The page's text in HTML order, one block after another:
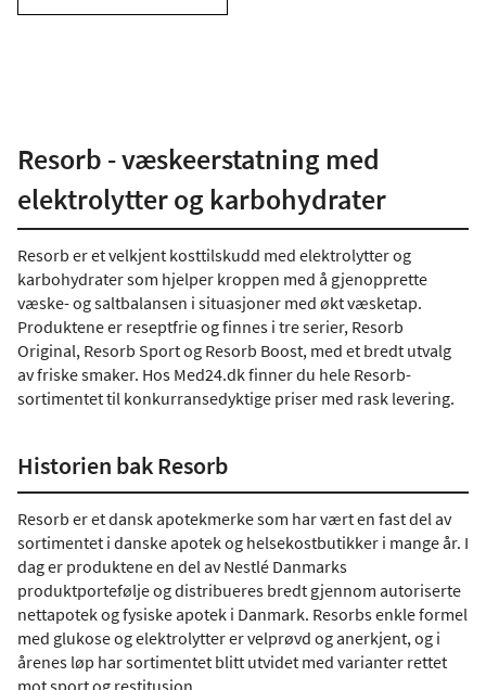
Resorb - væskeerstatning med
elektrolytter og karbohydrater
Resorb er et velkjent kosttilskudd med elektrolytter og
karbohydrater som hjelper kroppen med å gjenopprette
væske- og saltbalansen i situasjoner med økt væsketap.
Produktene er reseptfrie og finnes i tre serier, Resorb
Original, Resorb Sport og Resorb Boost, med et bredt utvalg
av friske smaker. Hos Med24.dk finner du hele Resorb-
sortimentet til konkurransedyktige priser med rask levering.
Historien bak Resorb
Resorb er et dansk apotekmerke som har vært en fast del av
sortimentet i danske apotek og helsekostbutikker i mange år. I
dag er produktene en del av Nestlé Danmarks
produktportefølje og distribueres bredt gjennom autoriserte
nettapotek og fysiske apotek i Danmark. Resorbs enkle formel
med glukose og elektrolytter er velprøvd og anerkjent, og i
årenes løp har sortimentet blitt utvidet med varianter rettet
mot sport og restitusjon.